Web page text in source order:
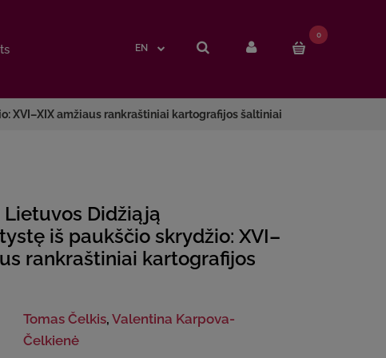
EN
0
EN
0
XVI–XIX amžiaus rankraštiniai kartografijos šaltiniai
Didžiąją
iš paukščio skrydžio: XVI–
rankraštiniai kartografijos
Tomas Čelkis, Valentina Karpova-
Čelkienė